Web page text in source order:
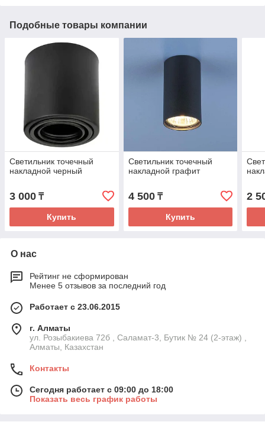
Подобные товары компании
Светильник точечный
накладной черный
3 000 ₸
Купить
Светильник точечный
накладной графит
4 500₸
Купить
2
О нас
Рейтинг не сформирован
Менее 5 отзывов за последний год
Работает с 23.06.2015
г. Алматы
ул. Розыбакиева 72б , Саламат-3, Бутик № 24 (2-этаж) ,
Алматы, Казахстан
Контакты
Сегодня работает с 09:00 до 18:00
Показать весь график работы